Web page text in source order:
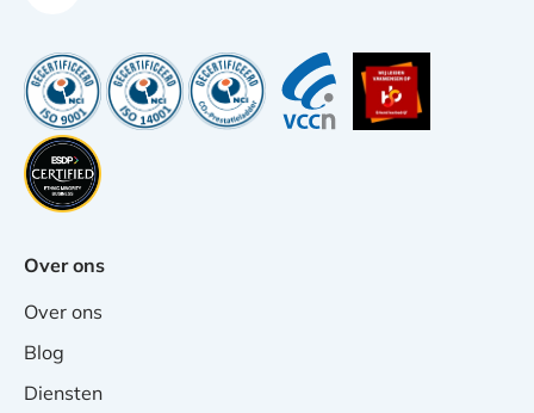
Over ons
Over ons
Blog
Diensten